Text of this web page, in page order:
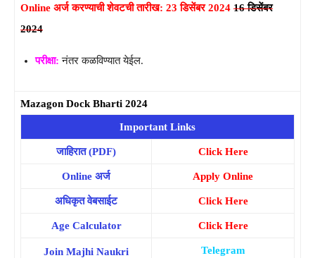
Online अर्ज करण्याची शेवटची तारीख: 23 डिसेंबर 2024 16 डिसेंबर
2024
परीक्षा: नंतर कळविण्यात येईल.
Mazagon Dock Bharti 2024
Important Links
जाहिरात (PDF) Click Here
Online अर्ज Apply Online
अधिकृत वेबसाईट Click Here
Age Calculator Click Here
Join Majhi Naukri
Telegram